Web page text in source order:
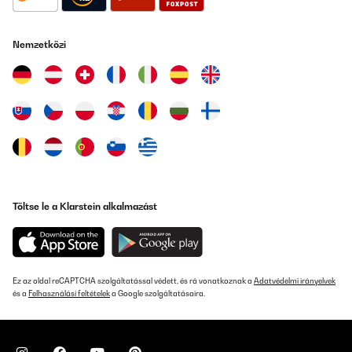
vocale hs au bout d'un mois d'utilisation à peine. Dommage
Utilisateur d'Amazon
Amazon-Benutzer
Fordítsd le
ELLENŐRZÖTT ÉRTÉKELÉS
Leichte Kratzer auf der Vorderseite, aber stört nicht und Funktion
Nemzetközi
Töltse le a Klarstein alkalmazást
Ez az oldal reCAPTCHA szolgáltatással védett, és rá vonatkoznak a Adatvédelmi irányelvek
és a Felhasználási feltételeka Google szolgáltatásaira.